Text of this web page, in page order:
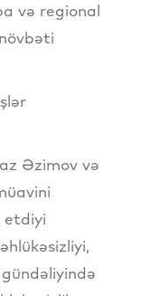
və regional
Əzimov və
etdiyi